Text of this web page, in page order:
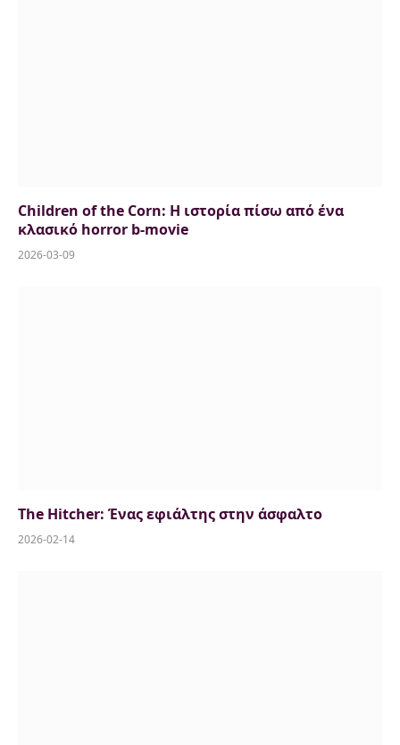
Children of the Corn: Η ιστορία πίσω από ένα
κλασικό horror b-movie
2026-03-09
The Hitcher: Ένας εφιάλτης στην άσφαλτο
2026-02-14